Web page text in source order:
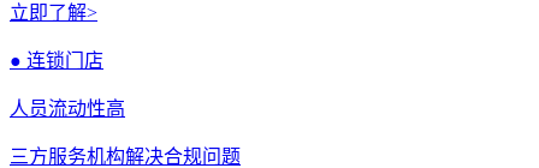
立即了解>
● 连锁门店
人员流动性高
三方服务机构解决合规问题